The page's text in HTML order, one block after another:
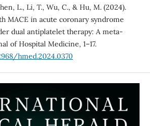
L., Li, T., Wu, C., & Hu, M. (2024).
MACE in acute coronary syndrome
dual antiplatelet therapy: A meta-
of Hospital Medicine, 1–17.
hmed.2024.0370